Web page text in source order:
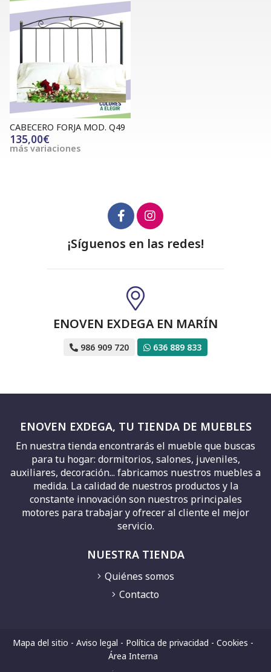
CABECERO FORJA MOD. Q49
135,00€
más variaciones
¡Síguenos en las redes!
ENOVEN EXDEGA EN MARÍN
986 909 720 636 889 833
ENOVEN EXDEGA, TU TIENDA DE MUEBLES
En nuestra tienda encontrarás el mueble que buscas
para tu hogar: dormitorios, salones, juveniles,
auxiliares, decoración... fabricamos nuestros muebles a
medida. La calidad de nuestros productos y la
constante innovación son nuestros principales
motores para trabajar y ofrecer al cliente el mejor
servicio.
NUESTRA TIENDA
Quiénes somos
Contacto
Mapa del sitio - Aviso legal - Política de privacidad - Cookies -
Área Interna